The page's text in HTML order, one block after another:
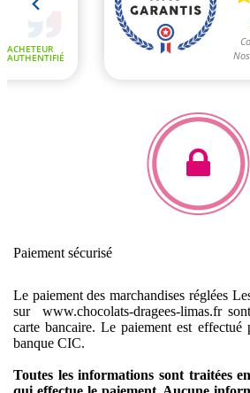
Paiement sécurisé
Le paiement des marchandises réglées
sur www.chocolats-dragees-limas.fr
carte bancaire. Le paiement est effectué
banque CIC.
Toutes les informations sont traitées